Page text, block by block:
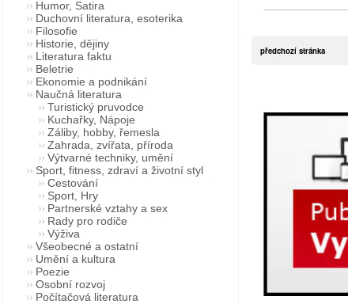
předchozí stránka
Humor, Satira
Duchovní literatura, esoterika
Filosofie
Historie, dějiny
Literatura faktu
Beletrie
Ekonomie a podnikání
Naučná literatura
Turistický pruvodce
Kuchařky, Nápoje
Záliby, hobby, řemesla
Zahrada, zvířata, příroda
Výtvarné techniky, umění
Sport, fitness, zdraví a životní styl
Cestování
Sport, Hry
Partnerské vztahy a sex
Rady pro rodiče
Výživa
Všeobecné a ostatní
Umění a kultura
Poezie
Osobní rozvoj
Počítačová literatura